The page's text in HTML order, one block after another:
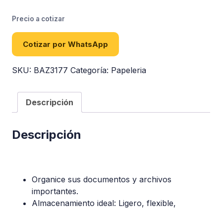
Precio a cotizar
Cotizar por WhatsApp
SKU: BAZ3177 Categoría: Papeleria
Descripción
Descripción
Organice sus documentos y archivos
importantes.
Almacenamiento ideal: Ligero, flexible,